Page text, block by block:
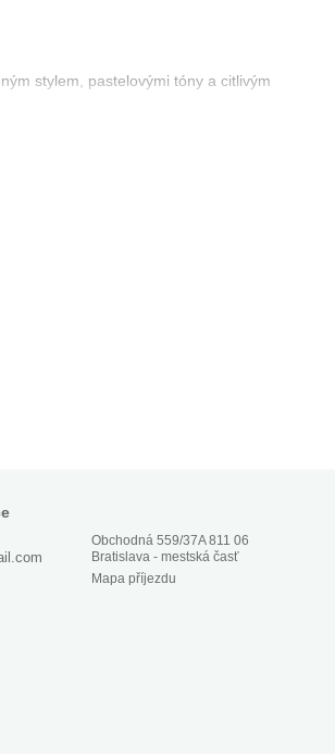
stylem, pastelovými tóny a citlivým
Obchodná 559/37A 811 06
Bratislava - mestská časť
Mapa příjezdu